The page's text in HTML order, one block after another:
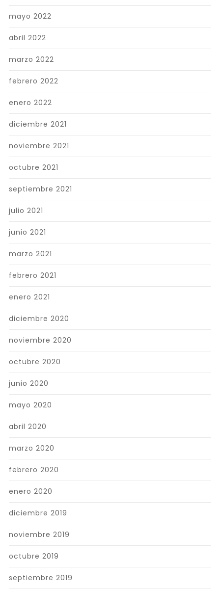
mayo 2022
abril 2022
marzo 2022
febrero 2022
enero 2022
diciembre 2021
noviembre 2021
octubre 2021
septiembre 2021
julio 2021
junio 2021
marzo 2021
febrero 2021
enero 2021
diciembre 2020
noviembre 2020
octubre 2020
junio 2020
mayo 2020
abril 2020
marzo 2020
febrero 2020
enero 2020
diciembre 2019
noviembre 2019
octubre 2019
septiembre 2019